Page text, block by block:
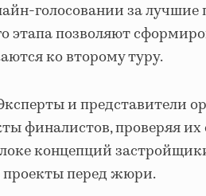
голосовании за
этапа позволяют
ко второму туру.
и представители
финалистов, проверяя их
концепций
перед жюри.